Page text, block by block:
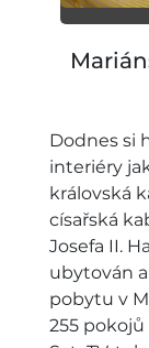
Dodnes si
interiéry
královská
císařská
Josefa II.
ubytován
pobytu v
255 pokojů